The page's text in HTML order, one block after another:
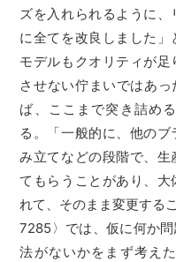
ズを入れられるように
に全てを改良しました
モデルもクオリティが
させない佇まいではあ
ば、ここまで突き詰め
る。「一般的に、他の
み立てなどの段階で、
てもらうことがあり、
れて、そのまま変更する
7285〉では、仮に何か
法がないかをまず考え